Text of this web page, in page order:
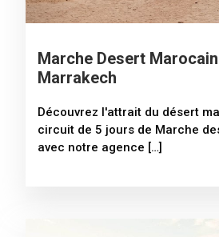
Marche Desert
Marrakech
Découvrez l'attrait du désert
circuit de 5 jours de Marche
avec notre agence […]